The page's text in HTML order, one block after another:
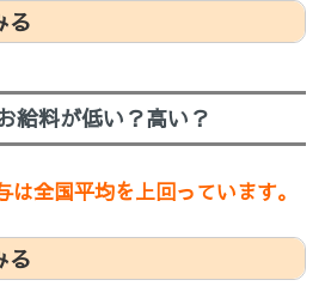
る
給料が低い？高い？
全国平均を上回っています。
る